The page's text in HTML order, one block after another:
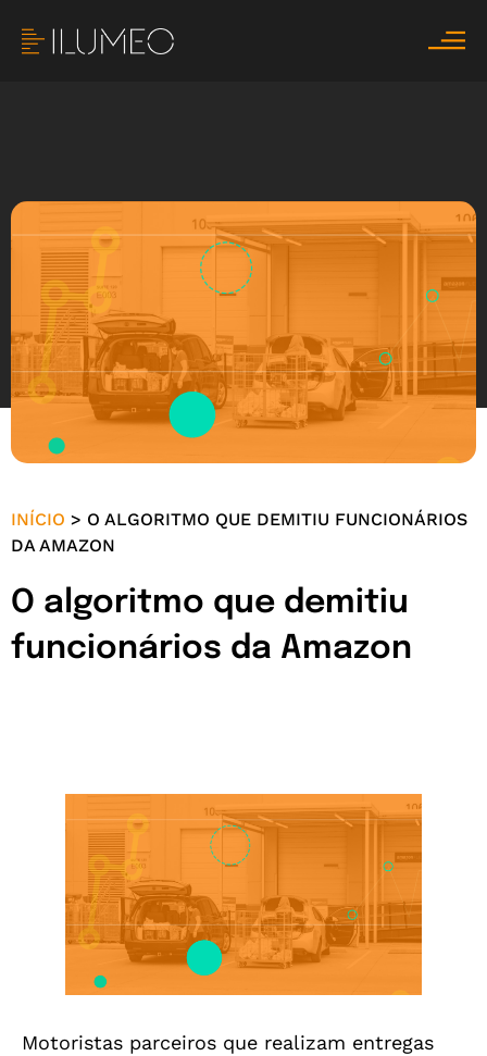
INÍCIO > O ALGORITMO QUE DEMITIU FUNCIONÁRIOS
DA AMAZON
O algoritmo que demitiu
funcionários da Amazon
Motoristas parceiros que realizam entregas